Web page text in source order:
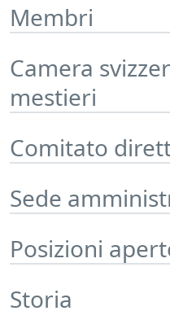
Membri
Camera
mestieri
Comitato
Sede
Posizioni
Storia